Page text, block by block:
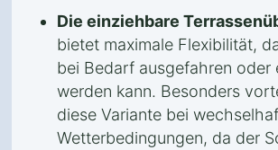
Die einziehbare
bietet maximale Flexibilität,
bei Bedarf ausgefahren oder
werden kann. Besonders
diese Variante bei
Wetterbedingungen, da der